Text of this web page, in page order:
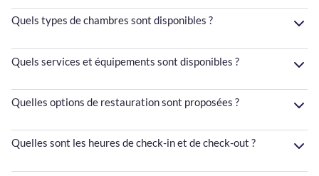
Quels types de chambres sont disponibles ?
Quels services et équipements sont disponibles ?
Quelles options de restauration sont proposées ?
Quelles sont les heures de check-in et de check-out ?